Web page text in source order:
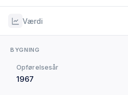
Værdi
BYGNING
Opførelsesår
1967